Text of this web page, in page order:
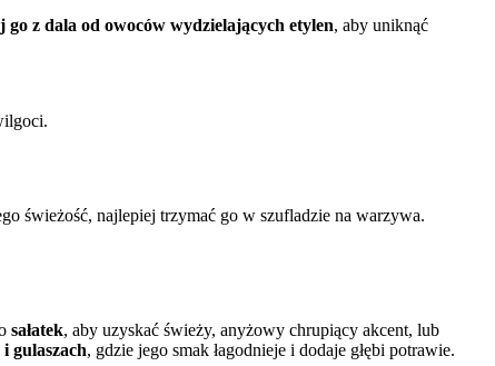
go z dala od owoców wydzielających etylen, aby uniknąć
świeżość, najlepiej trzymać go w szufladzie na warzywa.
sałatek, aby uzyskać świeży, anyżowy chrupiący akcent, lub
gulaszach, gdzie jego smak łagodnieje i dodaje głębi potrawie.